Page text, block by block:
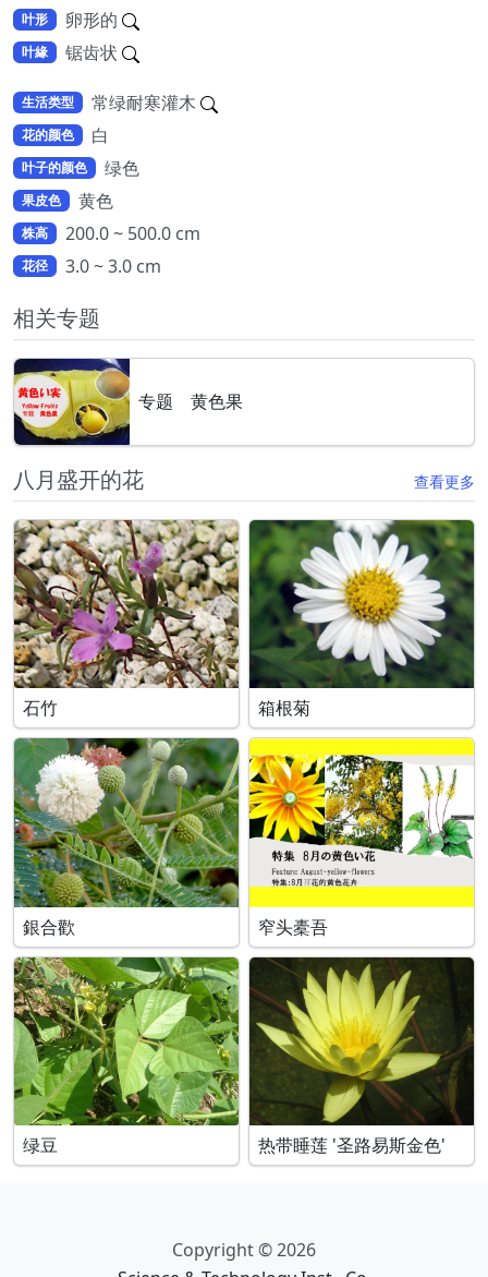
叶形 卵形的
叶緣 锯齿状
生活类型 常绿耐寒灌木
花的颜色 白
叶子的颜色 绿色
果皮色 黄色
株高 200.0 ~ 500.0 cm
花径 3.0 ~ 3.0 cm
相关专题
专题 黄色果
八月盛开的花 查看更多
石竹 箱根菊
銀合歡 窄头橐吾
绿豆 热带睡莲 '圣路易斯金色'
Copyright © 2026